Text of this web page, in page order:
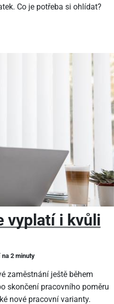
Co je potřeba si ohlídat?
vyplatí i kvůli
na 2 minuty
zaměstnání ještě během
skončení pracovního poměru
nové pracovní varianty.